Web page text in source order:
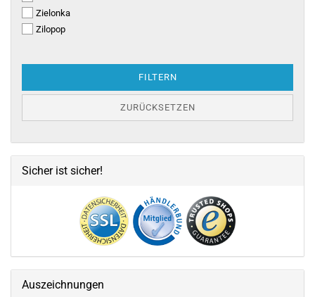
Zielonka
Zilopop
FILTERN
ZURÜCKSETZEN
Sicher ist sicher!
Auszeichnungen